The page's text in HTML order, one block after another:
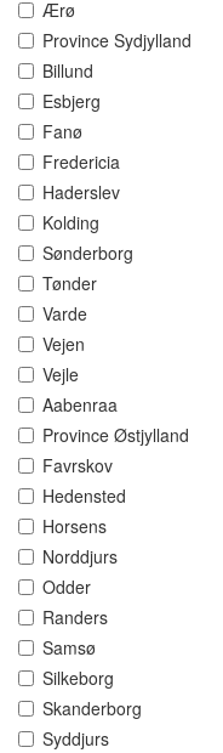
Ærø
Province Sydjylland
Billund
Esbjerg
Fanø
Fredericia
Haderslev
Kolding
Sønderborg
Tønder
Varde
Vejen
Vejle
Aabenraa
Province Østjylland
Favrskov
Hedensted
Horsens
Norddjurs
Odder
Randers
Samsø
Silkeborg
Skanderborg
Syddjurs